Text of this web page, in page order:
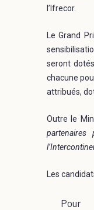
l’Ifrecor.
Le Grand
seront
chacune
attribués,
Outre le
partenaires
Les